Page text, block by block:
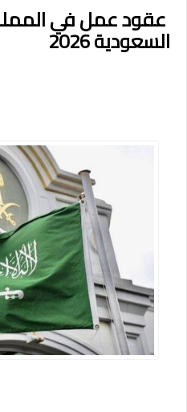
عقود عمل في
السعودية 2026